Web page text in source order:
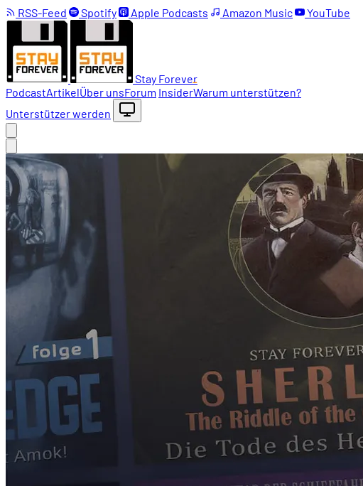
RSS-Feed Spotify Apple Podcasts Amazon Music YouTube
Stay Forever
PodcastArtikelÜber unsForum InsiderWarum unterstützen?
Unterstützer werden